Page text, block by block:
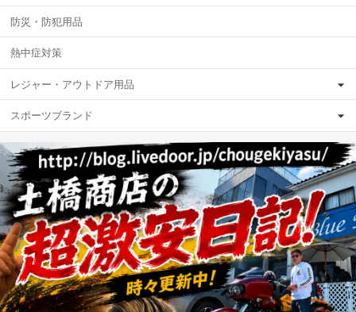
防災・防犯用品
熱中症対策
レジャー・アウトドア用品
スポーツブランド